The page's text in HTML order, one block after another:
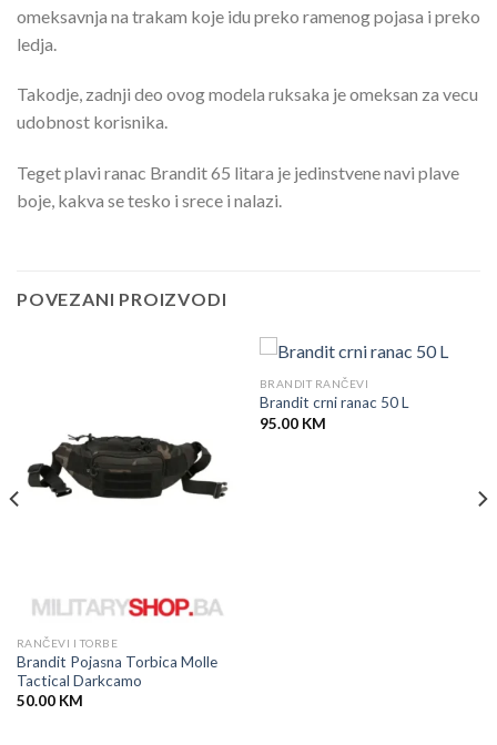
omeksavnja na trakam koje idu preko ramenog pojasa i preko
ledja.
Takodje, zadnji deo ovog modela ruksaka je omeksan za vecu
udobnost korisnika.
Teget plavi ranac Brandit 65 litara je jedinstvene navi plave
boje, kakva se tesko i srece i nalazi.
POVEZANI PROIZVODI
RANČEVI I TORBE
Brandit Pojasna Torbica Molle
Tactical Darkcamo
50.00 KM
BRANDIT RANČEVI
Brandit crni ranac 50 L
95.00 KM